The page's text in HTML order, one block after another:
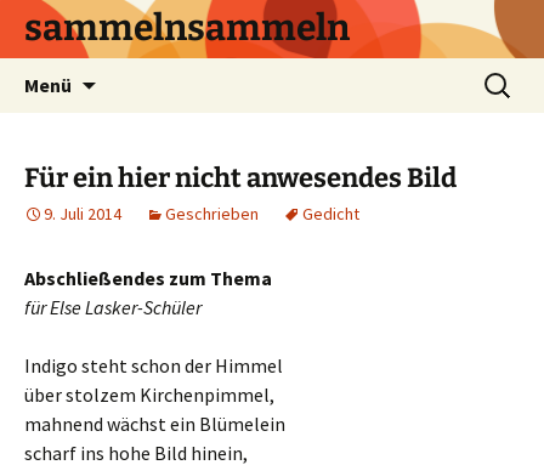
sammelnsammeln
Menü
Suchen
nach:
Für ein hier nicht anwesendes Bild
9. Juli 2014 Geschrieben Gedicht
Abschließendes zum Thema
für Else Lasker-Schüler
Indigo steht schon der Himmel
über stolzem Kirchenpimmel,
mahnend wächst ein Blümelein
scharf ins hohe Bild hinein,